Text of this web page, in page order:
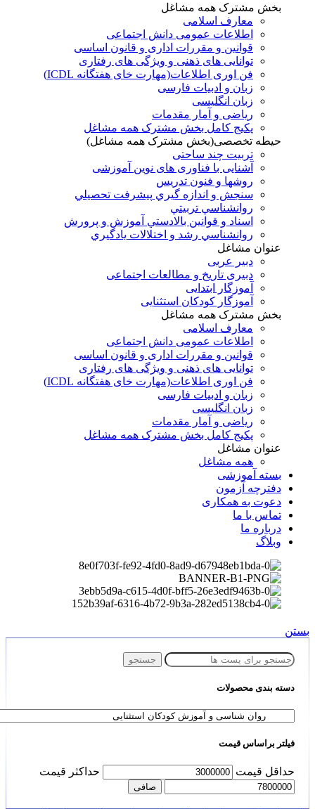
بخش مشترک همه مشاغل
معارف اسلامی
اطلاعات عمومی دانش اجتماعی
قوانین و مقررات اداری و قانون اساسی
توانایی های ذهنی و ویژگی های رفتاری
فن اوری اطلاعات(مهارت خای هفتگانه ICDL)
زبان و ادبیات فارسی
زبان انگلیسی
ریاضی و آمار مقدمات
پکیج کامل بخش مشترک همه مشاغل
حیطه تخصصی(بخش مشترک همه مشاغل)
تربیت چند ساحتی
آشنایی با فناوری های نوین آموزشی
روشها و فنون تدريس
سنجش و اندازه گيري پيشرفت تحصيلي
روانشناسي تربيتي
اسناد و قوانين بالادستي آموزش و پرورش
روانشناسي رشد و اختلالات يادگيري
عنوان مشاغل
دبير عربی
دبیری تاریخ و مطالعات اجتماعی
آموزگار ابتدایی
آموزگار کودکان استثنایی
بخش مشترک همه مشاغل
معارف اسلامی
اطلاعات عمومی دانش اجتماعی
قوانین و مقررات اداری و قانون اساسی
توانایی های ذهنی و ویژگی های رفتاری
فن اوری اطلاعات(مهارت خای هفتگانه ICDL)
زبان و ادبیات فارسی
زبان انگلیسی
ریاضی و آمار مقدمات
پکیج کامل بخش مشترک همه مشاغل
عنوان مشاغل
همه مشاغل
بسته آموزشی
دفترچه آزمون
دعوت به همکاری
تماس با ما
درباره ما
وبلاگ
بستن
جستجو
دسته بندی محصولات
فیلتر براساس قیمت
حداقل قیمت حداكثر قيمت
صافی